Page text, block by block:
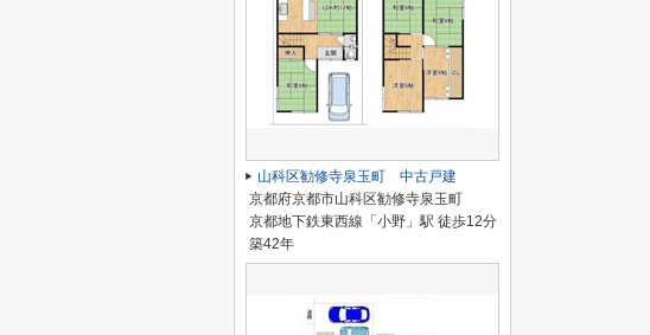
山科区勧修寺泉玉町 中古戸建
京都府京都市山科区勧修寺泉玉町
京都地下鉄東西線「小野」駅 徒歩12分
築42年